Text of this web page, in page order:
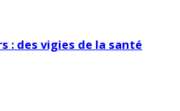
: des vigies de la santé